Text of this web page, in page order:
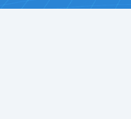
26/08/05